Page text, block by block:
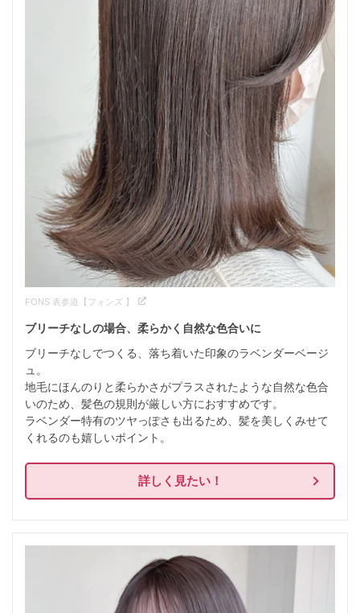
FONS 表参道【フォンズ 】
ブリーチなしの場合、柔らかく自然な色合いに
ブリーチなしでつくる、落ち着いた印象のラベンダーベージ
ュ。
地毛にほんのりと柔らかさがプラスされたような自然な色合
いのため、髪色の規則が厳しい方におすすめです。
ラベンダー特有のツヤっぽさも出るため、髪を美しくみせて
くれるのも嬉しいポイント。
詳しく見たい！